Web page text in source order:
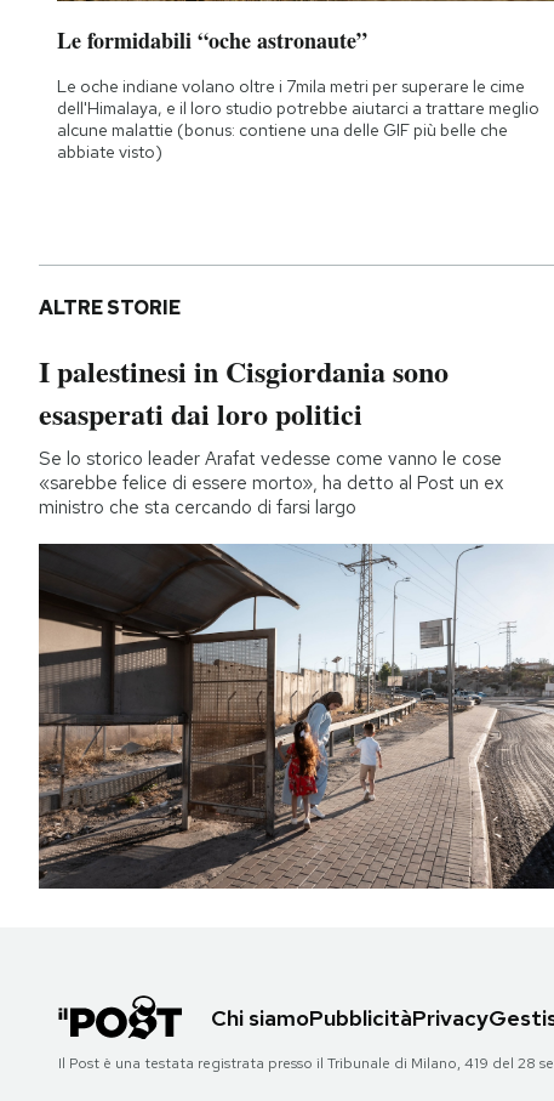
Le formidabili “oche astronaute”
Le oche indiane volano oltre i 7mila metri per superare le cime
dell'Himalaya, e il loro studio potrebbe aiutarci a trattare meglio
alcune malattie (bonus: contiene una delle GIF più belle che
abbiate visto)
ALTRE STORIE
I palestinesi in Cisgiordania sono
esasperati dai loro politici
Se lo storico leader Arafat vedesse come vanno le cose
«sarebbe felice di essere morto», ha detto al Post un ex
ministro che sta cercando di farsi largo
Chi siamoPubblicitàPrivacy
Il Post è una testata registrata presso il Tribunale di Milano, 419 del 28